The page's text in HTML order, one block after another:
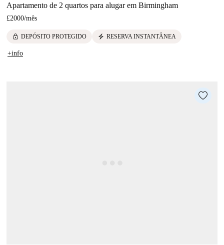
Apartamento de 2 quartos para alugar em Birmingham
£2000/mês
lock DEPÓSITO PROTEGIDO electric_bolt RESERVA INSTANTÂNEA
+info